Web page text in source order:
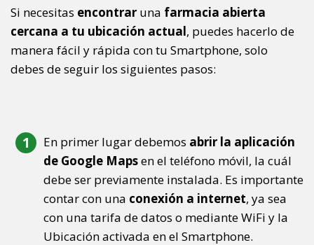
Si necesitas encontrar una farmacia abierta
cercana a tu ubicación actual, puedes hacerlo de
manera fácil y rápida con tu Smartphone, solo
debes de seguir los siguientes pasos:
En primer lugar debemos abrir la aplicación
de Google Mapsen el teléfono móvil, la cuál
debe ser previamente instalada. Es importante
contar con una conexión a internet, ya sea
con una tarifa de datos o mediante WiFi y la
Ubicación activada en el Smartphone.